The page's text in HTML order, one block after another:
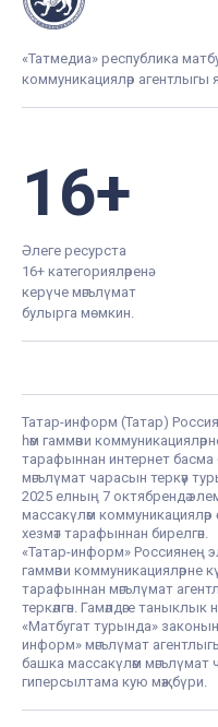
«Татмедиа» республика
коммуникацияләр агентлыгы
16+
Әлеге ресурста
16+ категорияләренә
керүче мәгълүмат
булырга мөмкин.
Татар-информ (Татар)
һәм гаммәви
тарафыннан интернет басма
мәгълүмат чарасын теркәү
2025 елның 7 октябрендә
массакүләм коммуникацияләр
хезмәт тарафыннан бирелгән.
«Татар-информ» Россиянең
гаммәви коммуникацияләрне
тарафыннан мәгълүмат
теркәлгән. Гамәлдәге
«Матбугат турында»
информ» мәгълүмат
башка массакүләм
гиперсылтама кую мәҗбүри.